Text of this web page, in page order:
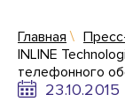
Главная
INLINE
телефонного
23.10.2015